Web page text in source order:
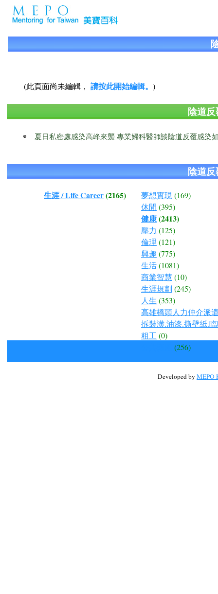
(此頁面尚未編輯， 請按此開始編輯。 )
陰道
夏日私密處感染高峰來襲 專業婦科醫師談陰道反覆感染
陰道
生涯 / Life Career(2165) 夢想實現(169)
休閒 (395)
健康(2413)
壓力 (125)
倫理 (121)
興趣 (775)
生活(1081)
商業智慧 (10)
生涯規劃 (245)
人生 (353)
高雄橋頭人力仲介派
拆裝潢.油漆.撕壁紙.
粗工(0)
(256)
Developed by MEPO